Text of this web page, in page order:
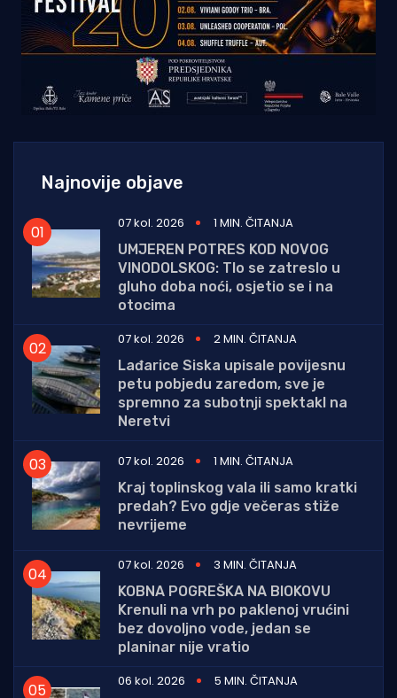
Najnovije objave
07 kol. 2026
1 MIN. ČITANJA
UMJEREN POTRES KOD NOVOG
VINODOLSKOG: Tlo se zatreslo u
gluho doba noći, osjetio se i na
otocima
07 kol. 2026
2 MIN. ČITANJA
Lađarice Siska upisale povijesnu
petu pobjedu zaredom, sve je
spremno za subotnji spektakl na
Neretvi
07 kol. 2026
1 MIN. ČITANJA
Kraj toplinskog vala ili samo kratki
predah? Evo gdje večeras stiže
nevrijeme
07 kol. 2026
3 MIN. ČITANJA
KOBNA POGREŠKA NA BIOKOVU
Krenuli na vrh po paklenoj vrućini
bez dovoljno vode, jedan se
planinar nije vratio
06 kol. 2026
5 MIN. ČITANJA